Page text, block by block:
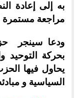
به إلى إعادة
مراجعة مستمرة
ودعا سينجر
بحركة التوحيد
يحاول فيها
السياسية و